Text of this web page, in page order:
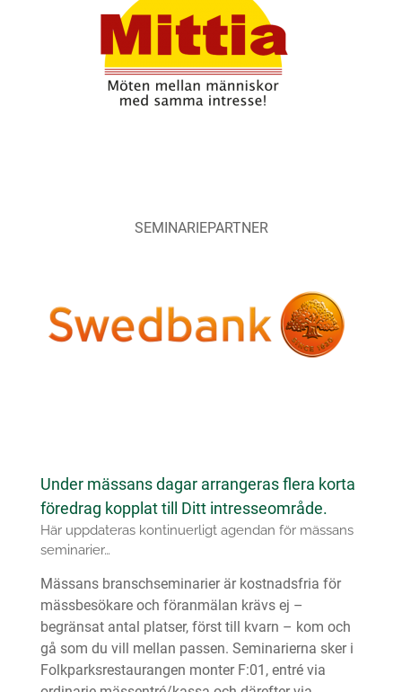
SEMINARIEPARTNER
Under mässans dagar arrangeras flera korta
föredrag kopplat till Ditt intresseområde.
Här uppdateras kontinuerligt agendan för mässans
seminarier…
Mässans branschseminarier är kostnadsfria för
mässbesökare och föranmälan krävs ej –
begränsat antal platser, först till kvarn – kom och
gå som du vill mellan passen. Seminarierna sker i
Folkparksrestaurangen monter F:01, entré via